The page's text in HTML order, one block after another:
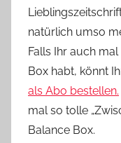
natürlich umso
Falls Ihr auch
Box habt, könnt
als Abo bestellen.
mal so tolle
Balance Box.